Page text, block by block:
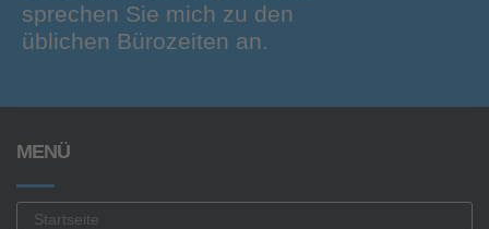
sprechen Sie mich zu den
üblichen Bürozeiten an.
MENÜ
Startseite